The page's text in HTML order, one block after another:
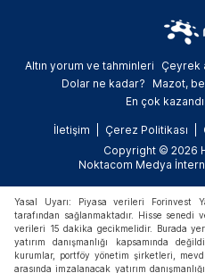
Altın yorum ve tahminleri Çeyrek
Dolar ne kadar?
Mazot,
En çok
İletişim Çerez Politikası
Copyright © 2026
Noktacom Medya
Yasal Uyarı: Piyasa verileri Forinvest
tarafından sağlanmaktadır. Hisse senedi
verileri 15 dakika gecikmelidir. Burada
yatırım danışmanlığı kapsamında
kurumlar, portföy yönetim şirketleri,
arasında imzalanacak yatırım